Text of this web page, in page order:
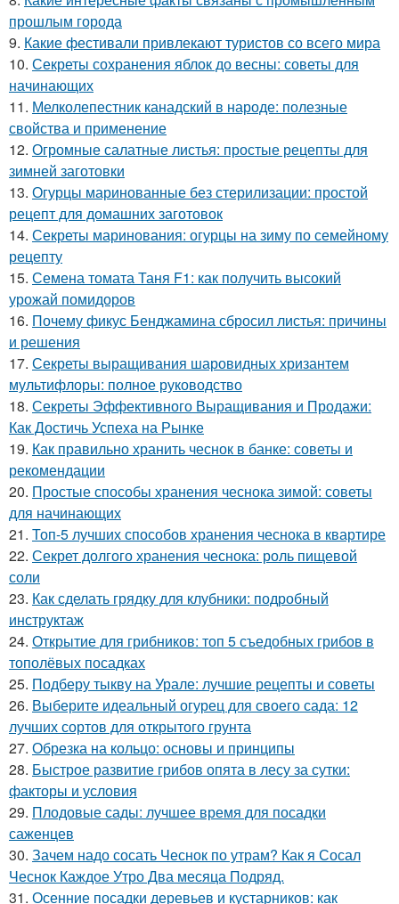
прошлым города
9. Какие фестивали привлекают туристов со всего мира
10. Секреты сохранения яблок до весны: советы для
начинающих
11. Мелколепестник канадский в народе: полезные
свойства и применение
12. Огромные салатные листья: простые рецепты для
зимней заготовки
13. Огурцы маринованные без стерилизации: простой
рецепт для домашних заготовок
14. Секреты маринования: огурцы на зиму по семейному
рецепту
15. Семена томата Таня F1: как получить высокий
урожай помидоров
16. Почему фикус Бенджамина сбросил листья: причины
и решения
17. Секреты выращивания шаровидных хризантем
мультифлоры: полное руководство
18. Секреты Эффективного Выращивания и Продажи:
Как Достичь Успеха на Рынке
19. Как правильно хранить чеснок в банке: советы и
рекомендации
20. Простые способы хранения чеснока зимой: советы
для начинающих
21. Топ-5 лучших способов хранения чеснока в квартире
22. Секрет долгого хранения чеснока: роль пищевой
соли
23. Как сделать грядку для клубники: подробный
инструктаж
24. Открытие для грибников: топ 5 съедобных грибов в
тополёвых посадках
25. Подберу тыкву на Урале: лучшие рецепты и советы
26. Выберите идеальный огурец для своего сада: 12
лучших сортов для открытого грунта
27. Обрезка на кольцо: основы и принципы
28. Быстрое развитие грибов опята в лесу за сутки:
факторы и условия
29. Плодовые сады: лучшее время для посадки
саженцев
30. Зачем надо сосать Чеснок по утрам? Как я Сосал
Чеснок Каждое Утро Два месяца Подряд.
31. Осенние посадки деревьев и кустарников: как